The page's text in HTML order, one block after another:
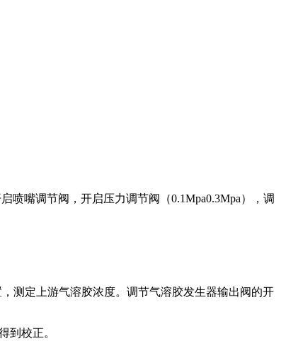
嘴调节阀，开启压力调节阀（0.1Mpa0.3Mpa），调
测定上游气溶胶浓度。调节气溶胶发生器输出阀的开
到校正。